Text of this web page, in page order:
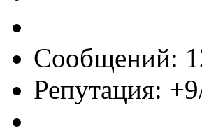
Сообщений:
Репутация: